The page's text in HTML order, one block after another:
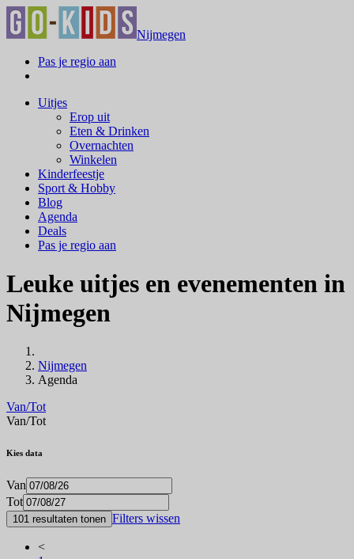
Nijmegen
Pas je regio aan
Uitjes
Erop uit
Eten & Drinken
Overnachten
Winkelen
Kinderfeestje
Sport & Hobby
Blog
Agenda
Deals
Pas je regio aan
Leuke uitjes en evenementen in
Nijmegen
Nijmegen
Agenda
Van/Tot
Van/Tot
Kies data
Van
Tot
101 resultaten tonen Filters wissen
<